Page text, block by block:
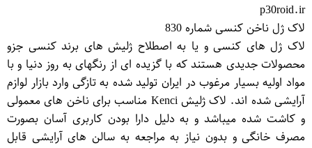
p30roid.ir
لاک ژل ناخن کنسی شماره 830
لاک ژل های کنسی و یا به اصطلاح ژلیش های برند کنسی جزو
محصولات جدیدی هستند که با گزیده ای از رنگهای به روز دنیا و با
مواد اولیه بسیار مرغوب در ایران تولید شده به تازگی وارد بازار لوازم
آرایشی شده اند. لاک ژلیش Kenci مناسب برای ناخن های معمولی
و کاشت شده میباشد و به دلیل دارا بودن کاربری آسان بصورت
مصرف خانگی و بدون نیاز به مراجعه به سالن های آرایشی قابل